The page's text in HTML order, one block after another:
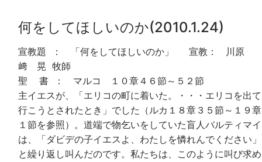
ヤ
何をしてほしいのか(2010.1.24)
宣教題 ： 「何をしてほしいのか」 宣教： 川原
﨑 晃 牧師
聖 書 ： マルコ １０章４６節～５２節
主イエスが、「エリコの町に着いた。・・・エリコを出て
行こうとされたとき」でした（ルカ１８章３５節～１９章
１節を参照）。道端で物乞いをしていた盲人バルティマイ
は、「ダビデの子イエスよ、わたしを憐れんでください」
と繰り返し叫んだのです。私たちは、このように叫び求め